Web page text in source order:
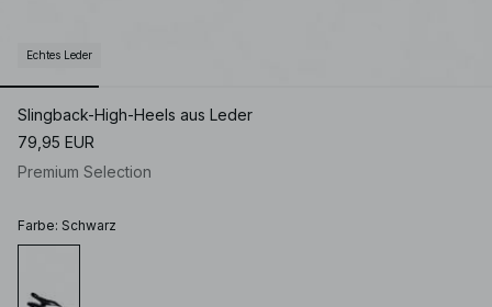
Echtes Leder
Slingback-High-Heels aus Leder
79,95 EUR
Premium Selection
Farbe: Schwarz